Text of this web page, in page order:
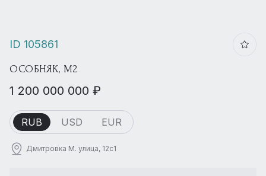
ID 105861
ОСОБНЯК, М2
1 200 000 000 ₽
RUB USD EUR
Дмитровка М. улица, 12с1